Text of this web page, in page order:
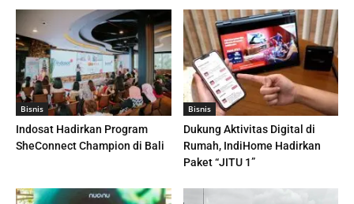
Bisnis
Indosat Hadirkan Program
SheConnect Champion di Bali
Bisnis
Dukung Aktivitas Digital di
Rumah, IndiHome Hadirkan
Paket “JITU 1”